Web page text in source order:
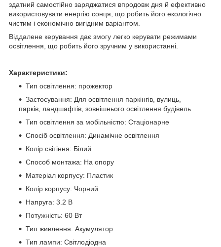
здатний самостійно заряджатися впродовж дня й ефективно
використовувати енергію сонця, що робить його екологічно
чистим і економічно вигідним варіантом.
Віддалене керування дає змогу легко керувати режимами
освітлення, що робить його зручним у використанні.
Характеристики:
Тип освітлення: прожектор
Застосування: Для освітлення паркінгів, вулиць,
парків, ландшафтів, зовнішнього освітлення будівель
Тип освітлення за мобільністю: Стаціонарне
Спосіб освітлення: Динамічне освітлення
Колір світіння: Білий
Способ монтажа: На опору
Матеріал корпусу: Пластик
Колір корпусу: Чорний
Напруга: 3.2 В
Потужність: 60 Вт
Тип живлення: Акумулятор
Тип лампи: Світлодіодна